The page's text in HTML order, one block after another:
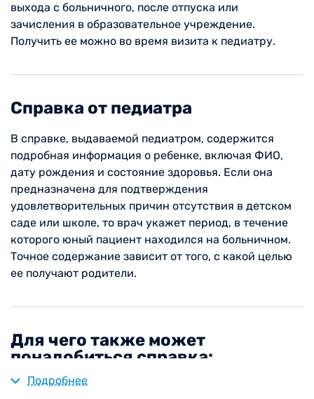
выхода с больничного, после отпуска или
зачисления в образовательное учреждение.
Получить ее можно во время визита к педиатру.
Справка от педиатра
В справке, выдаваемой педиатром, содержится
подробная информация о ребенке, включая ФИО,
дату рождения и состояние здоровья. Если она
предназначена для подтверждения
удовлетворительных причин отсутствия в детском
саде или школе, то врач укажет период, в течение
которого юный пациент находился на больничном.
Точное содержание зависит от того, с какой целью
ее получают родители.
Для чего также может
понадобиться справка:
зачисление в детский сад;
Подробнее